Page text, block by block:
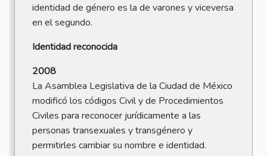
identidad de género es la de varones y viceversa
en el segundo.
Identidad reconocida
2008
La Asamblea Legislativa de la Ciudad de México
modificó los códigos Civil y de Procedimientos
Civiles para reconocer jurídicamente a las
personas transexuales y transgénero y
permitirles cambiar su nombre e identidad.